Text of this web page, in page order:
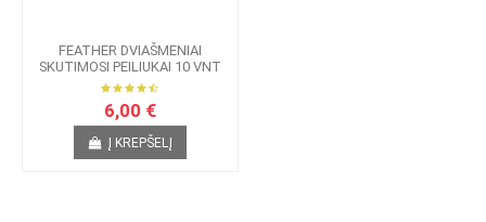
FEATHER DVIAŠMENIAI
SKUTIMOSI PEILIUKAI 10 VNT
6,00 €
Į KREPŠELĮ